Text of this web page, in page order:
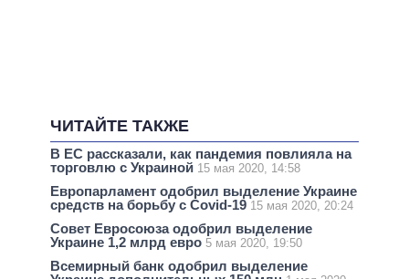
ЧИТАЙТЕ ТАКЖЕ
В ЕС рассказали, как пандемия повлияла на
торговлю с Украиной 15 мая 2020, 14:58
Европарламент одобрил выделение Украине
средств на борьбу с Covid-19 15 мая 2020, 20:24
Совет Евросоюза одобрил выделение
Украине 1,2 млрд евро 5 мая 2020, 19:50
Всемирный банк одобрил выделение